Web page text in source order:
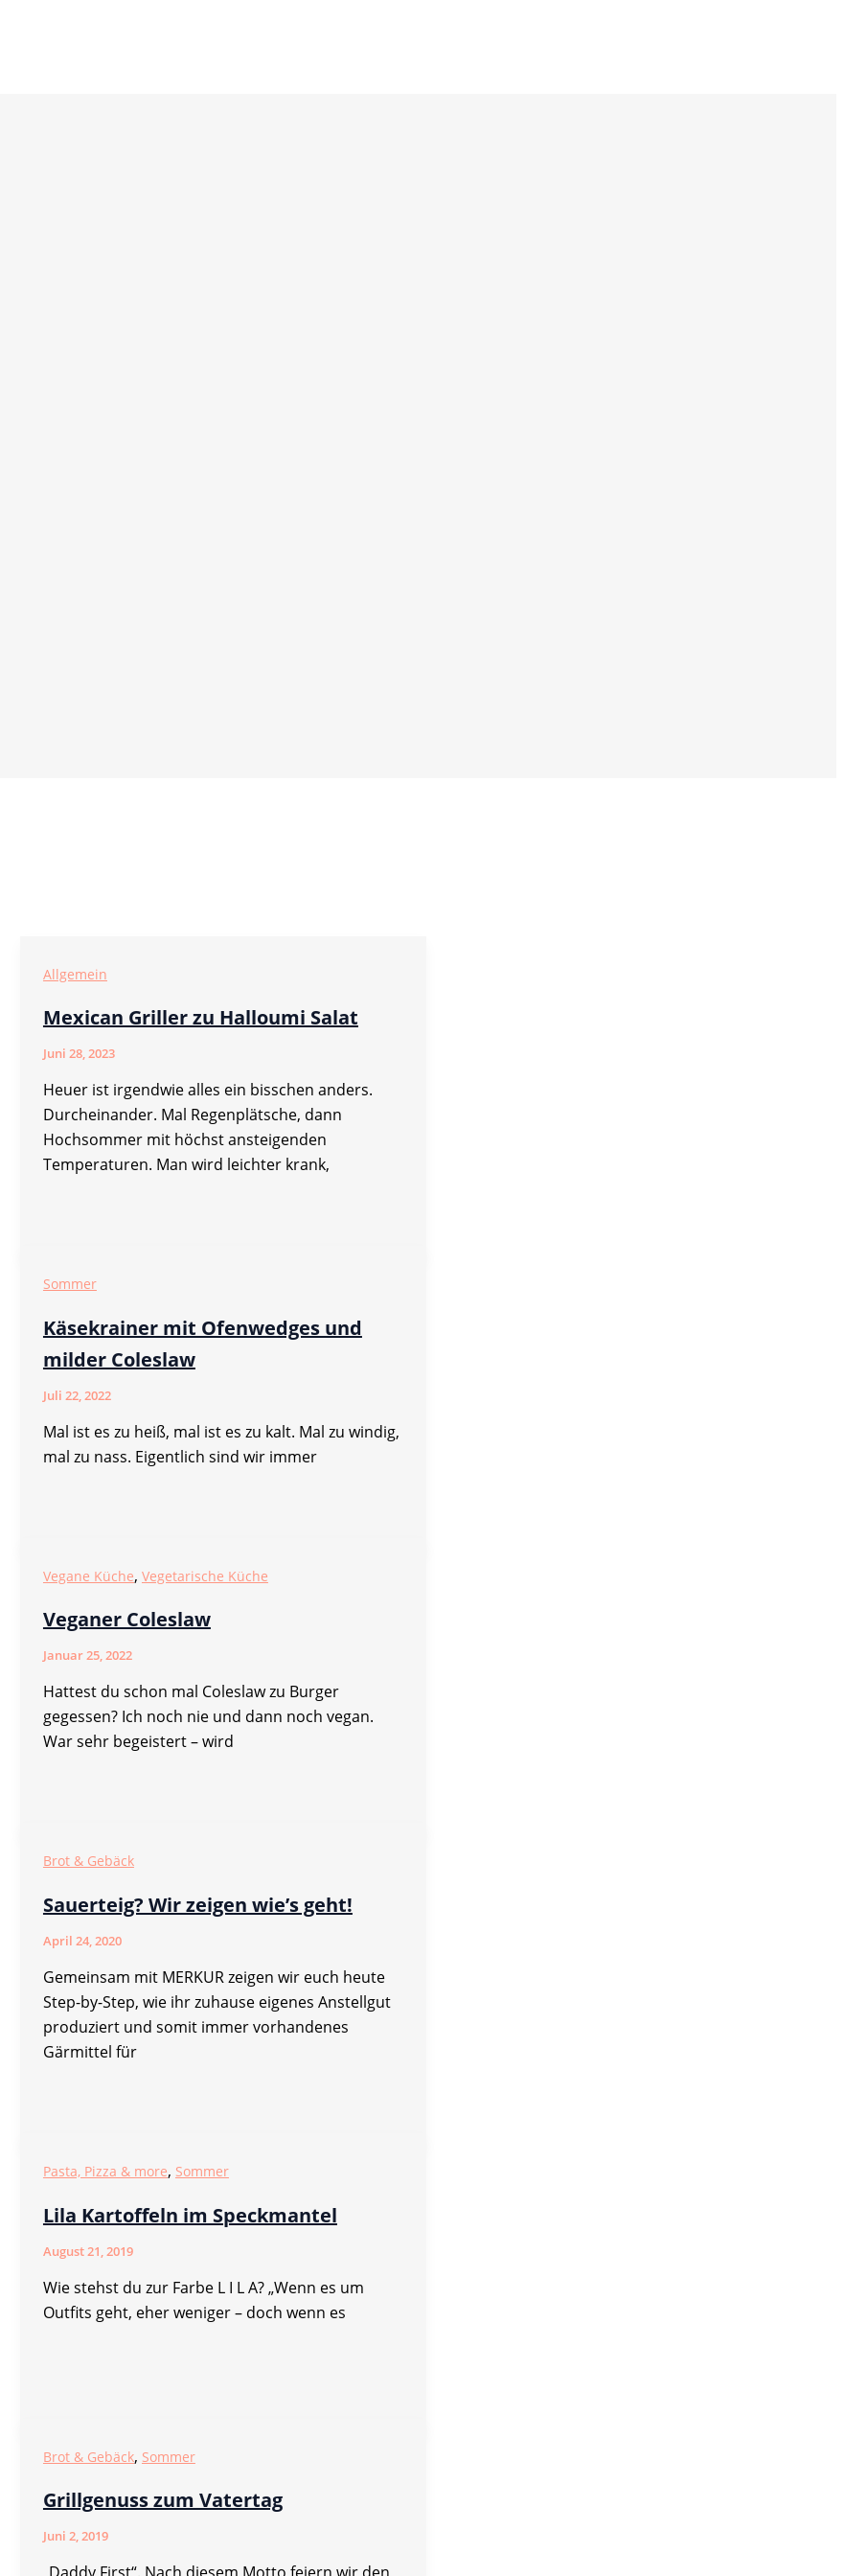
Allgemein
Mexican Griller zu Halloumi Salat
Juni 28, 2023
Heuer ist irgendwie alles ein bisschen anders.
Durcheinander. Mal Regenplätsche, dann
Hochsommer mit höchst ansteigenden
Temperaturen. Man wird leichter krank,
Sommer
Käsekrainer mit Ofenwedges und
milder Coleslaw
Juli 22, 2022
Mal ist es zu heiß, mal ist es zu kalt. Mal zu windig,
mal zu nass. Eigentlich sind wir immer
Vegane Küche, Vegetarische Küche
Veganer Coleslaw
Januar 25, 2022
Hattest du schon mal Coleslaw zu Burger
gegessen? Ich noch nie und dann noch vegan.
War sehr begeistert – wird
Brot & Gebäck
Sauerteig? Wir zeigen wie’s geht!
April 24, 2020
Gemeinsam mit MERKUR zeigen wir euch heute
Step-by-Step, wie ihr zuhause eigenes Anstellgut
produziert und somit immer vorhandenes
Gärmittel für
Pasta, Pizza & more, Sommer
Lila Kartoffeln im Speckmantel
August 21, 2019
Wie stehst du zur Farbe L I L A? „Wenn es um
Outfits geht, eher weniger – doch wenn es
Brot & Gebäck, Sommer
Grillgenuss zum Vatertag
Juni 2, 2019